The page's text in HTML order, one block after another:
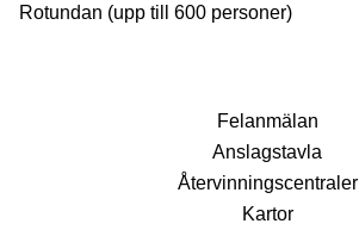
Rotundan (upp till 600 personer)
Fel­anmälan
Anslags­tavla
Återvinnings­centraler
Kartor